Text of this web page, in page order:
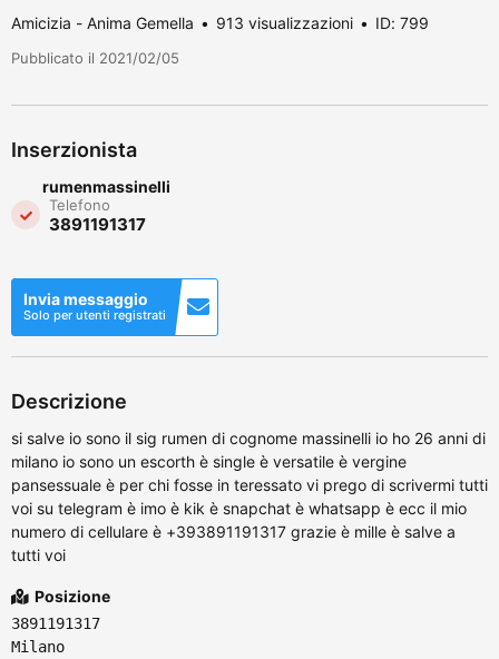
Amicizia - Anima Gemella 913 visualizzazioni ID: 799
Pubblicato il 2021/02/05
Inserzionista
rumenmassinelli
Telefono
3891191317
Invia messaggio
Solo per utenti registrati
Descrizione
si salve io sono il sig rumen di cognome massinelli io ho 26 anni di
milano io sono un escorth è single è versatile è vergine
pansessuale è per chi fosse in teressato vi prego di scrivermi tutti
voi su telegram è imo è kik è snapchat è whatsapp è ecc il mio
numero di cellulare è +393891191317 grazie è mille è salve a
tutti voi
Posizione
3891191317
Milano